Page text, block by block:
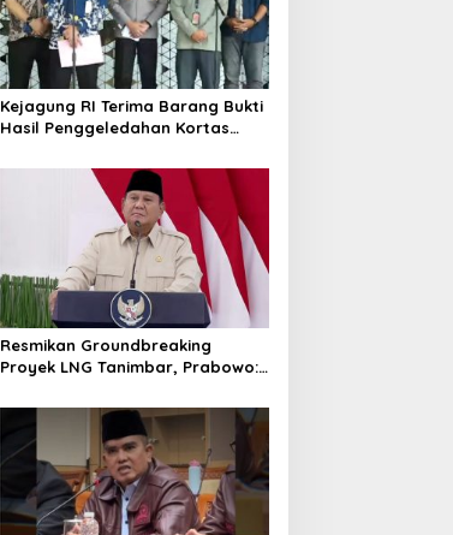
Kejagung RI Terima Barang Bukti
Hasil Penggeledahan Kortas
Resmikan Groundbreaking
Proyek LNG Tanimbar, Prabowo: